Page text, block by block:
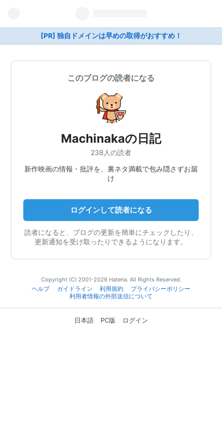
[PR] 独自ドメインは早めの取得がおすすめ！
このブログの読者になる
Machinakaの日記
238人の読者
新作映画の情報・批評を、裏ネタ満載で包み隠さずお届
け
ログインして読者になる
読者になると、ブログの更新を簡単にチェックしたり、
更新通知を受け取ったりできるようになります。
Copyright (C) 2001-2026 Hatena. All Rights Reserved.
ヘルプ
ガイドライン 利用規約
プライバシーポリシー
利用者情報の外部送信について
日本語 PC版 ログイン